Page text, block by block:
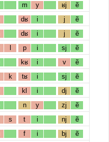
m y ʁj ẽ
dʁ i j ẽ
dʁ i j ẽ
l p i sj ẽ
kʁ i v ẽ
k tʁ i sj ẽ
kl i dj ẽ
n y zj ẽ
s t i nj ẽ
f i bj ẽ